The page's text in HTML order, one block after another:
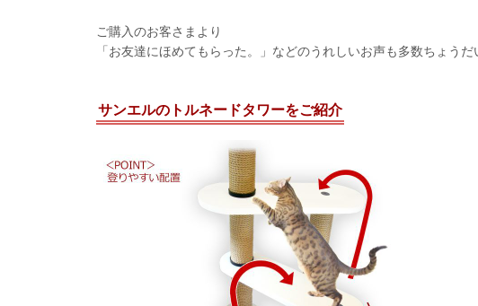
ご購入のお客さまより
「お友達にほめてもらった。」などのうれしいお声も多数ちょうだ
サンエルのトルネードタワーをご紹介